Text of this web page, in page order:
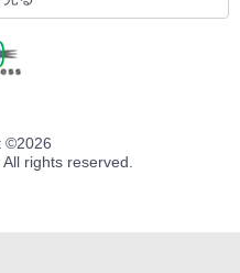
©2026
rights reserved.